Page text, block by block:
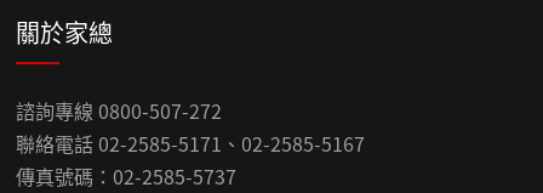
關於家總
諮詢專線 0800-507-272
聯絡電話 02-2585-5171、02-2585-5167
傳真號碼：02-2585-5737